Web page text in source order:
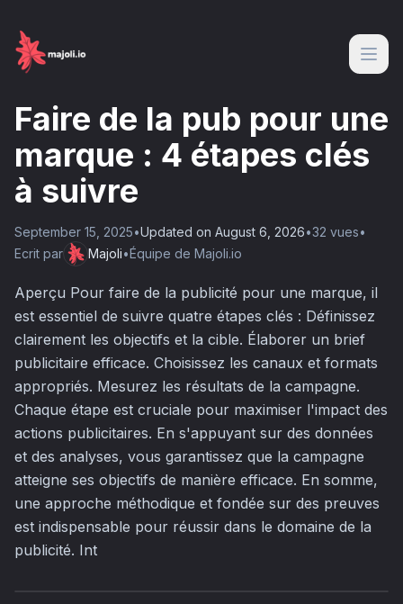
Faire de la pub pour une
marque : 4 étapes clés
à suivre
September 15, 2025•Updated on August 6, 2026•32 vues•
Ecrit par
Majoli•Équipe de Majoli.io
Aperçu Pour faire de la publicité pour une marque, il
est essentiel de suivre quatre étapes clés : Définissez
clairement les objectifs et la cible. Élaborer un brief
publicitaire efficace. Choisissez les canaux et formats
appropriés. Mesurez les résultats de la campagne.
Chaque étape est cruciale pour maximiser l'impact des
actions publicitaires. En s'appuyant sur des données
et des analyses, vous garantissez que la campagne
atteigne ses objectifs de manière efficace. En somme,
une approche méthodique et fondée sur des preuves
est indispensable pour réussir dans le domaine de la
publicité. Int